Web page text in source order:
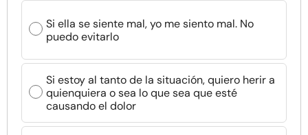
Si ella se siente mal, yo me siento mal. No
puedo evitarlo
Si estoy al tanto de la situación, quiero herir a
quienquiera o sea lo que sea que esté
causando el dolor